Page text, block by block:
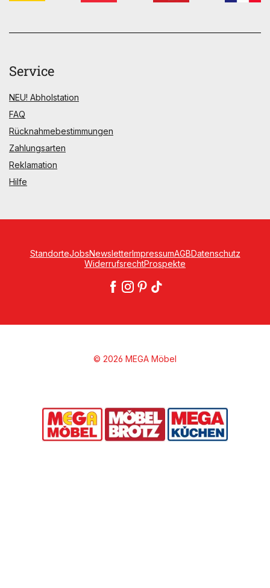
Service
NEU! Abholstation
FAQ
Rücknahmebestimmungen
Zahlungsarten
Reklamation
Hilfe
StandorteJobsNewsletterImpressumAGBDatenschutz
WiderrufsrechtProspekte
© 2026 MEGA Möbel